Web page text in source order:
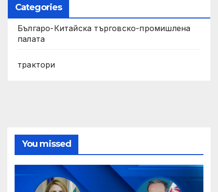
Categories
Българо-Китайска търговско-промишлена
палата
трактори
You missed